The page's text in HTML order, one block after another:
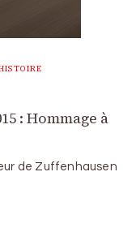
: Hommage à
de Zuffenhausen